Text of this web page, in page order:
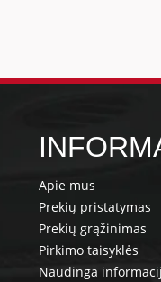
Apie mus
Prekių pristatymas
Prekių grąžinimas
Pirkimo taisyklės
Naudinga